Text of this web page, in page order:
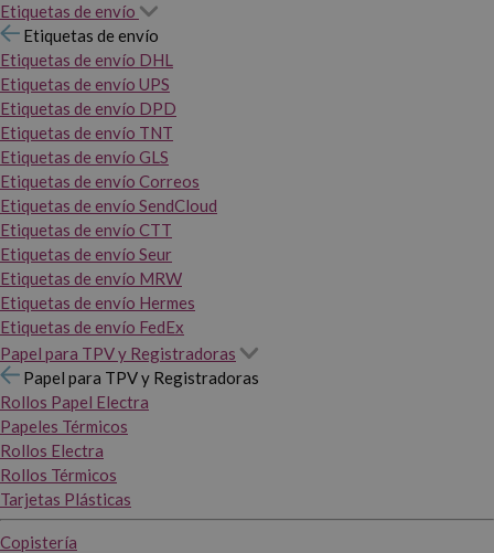
Etiquetas de envío
Etiquetas de envío
Etiquetas de envío DHL
Etiquetas de envío UPS
Etiquetas de envío DPD
Etiquetas de envío TNT
Etiquetas de envío GLS
Etiquetas de envío Correos
Etiquetas de envío SendCloud
Etiquetas de envío CTT
Etiquetas de envío Seur
Etiquetas de envío MRW
Etiquetas de envío Hermes
Etiquetas de envío FedEx
Papel para TPV y Registradoras
Papel para TPV y Registradoras
Rollos Papel Electra
Papeles Térmicos
Rollos Electra
Rollos Térmicos
Tarjetas Plásticas
Copistería